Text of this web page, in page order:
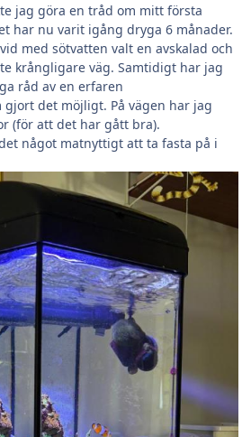
jag göra en tråd om mitt första
har nu varit igång dryga 6 månader.
med sötvatten valt en avskalad och
krångligare väg. Samtidigt har jag
råd av en erfaren
gjort det möjligt. På vägen har jag
(för att det har gått bra).
något matnyttigt att ta fasta på i